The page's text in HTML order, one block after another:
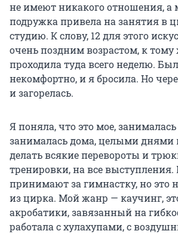
не имеют никакого отношения, а
подружка привела на занятия в
студию. К слову, 12 для этого
очень поздним возрастом, к тому
проходила туда всего неделю.
некомфортно, и я бросила. Но
и загорелась.
Я поняла, что это мое,
занималась дома, целыми днями
делать всякие перевороты и
тренировки, на все
принимают за гимнастку, но это
из цирка. Мой жанр — каучинг,
акробатики, завязанный на
работала с хулахупами, с